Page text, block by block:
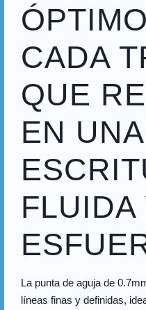
CADA
QUE
EN UNA
FLUIDA
La punta de aguja de
líneas finas y definidas,